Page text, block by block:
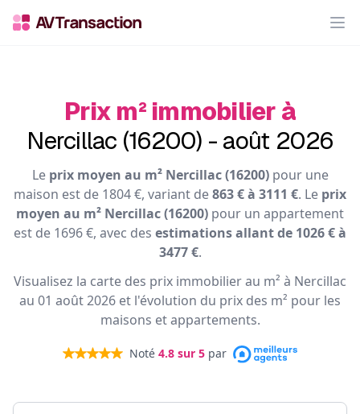
Prix m² immobilier à
Nercillac (16200) - août 2026
Le prix moyen au m² Nercillac (16200)pour une
maison est de 1804 €, variant de863 € à 3111 €. Le prix
moyen au m² Nercillac (16200) pour un appartement
est de 1696 €, avec des estimations allant de 1026 € à
3477 €.
Visualisez la carte des prix immobilier au m² à Nercillac
au 01 août 2026 et l'évolution du prix des m² pour les
maisons et appartements.
Noté 4.8 sur 5 par